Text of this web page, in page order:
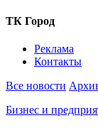
ТК Город
Реклама
Контакты
Все новости
Бизнес и